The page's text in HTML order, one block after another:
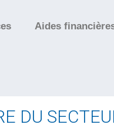
Aides
DU